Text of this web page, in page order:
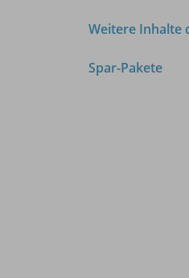
Weitere Inhalte
Spar-Pakete